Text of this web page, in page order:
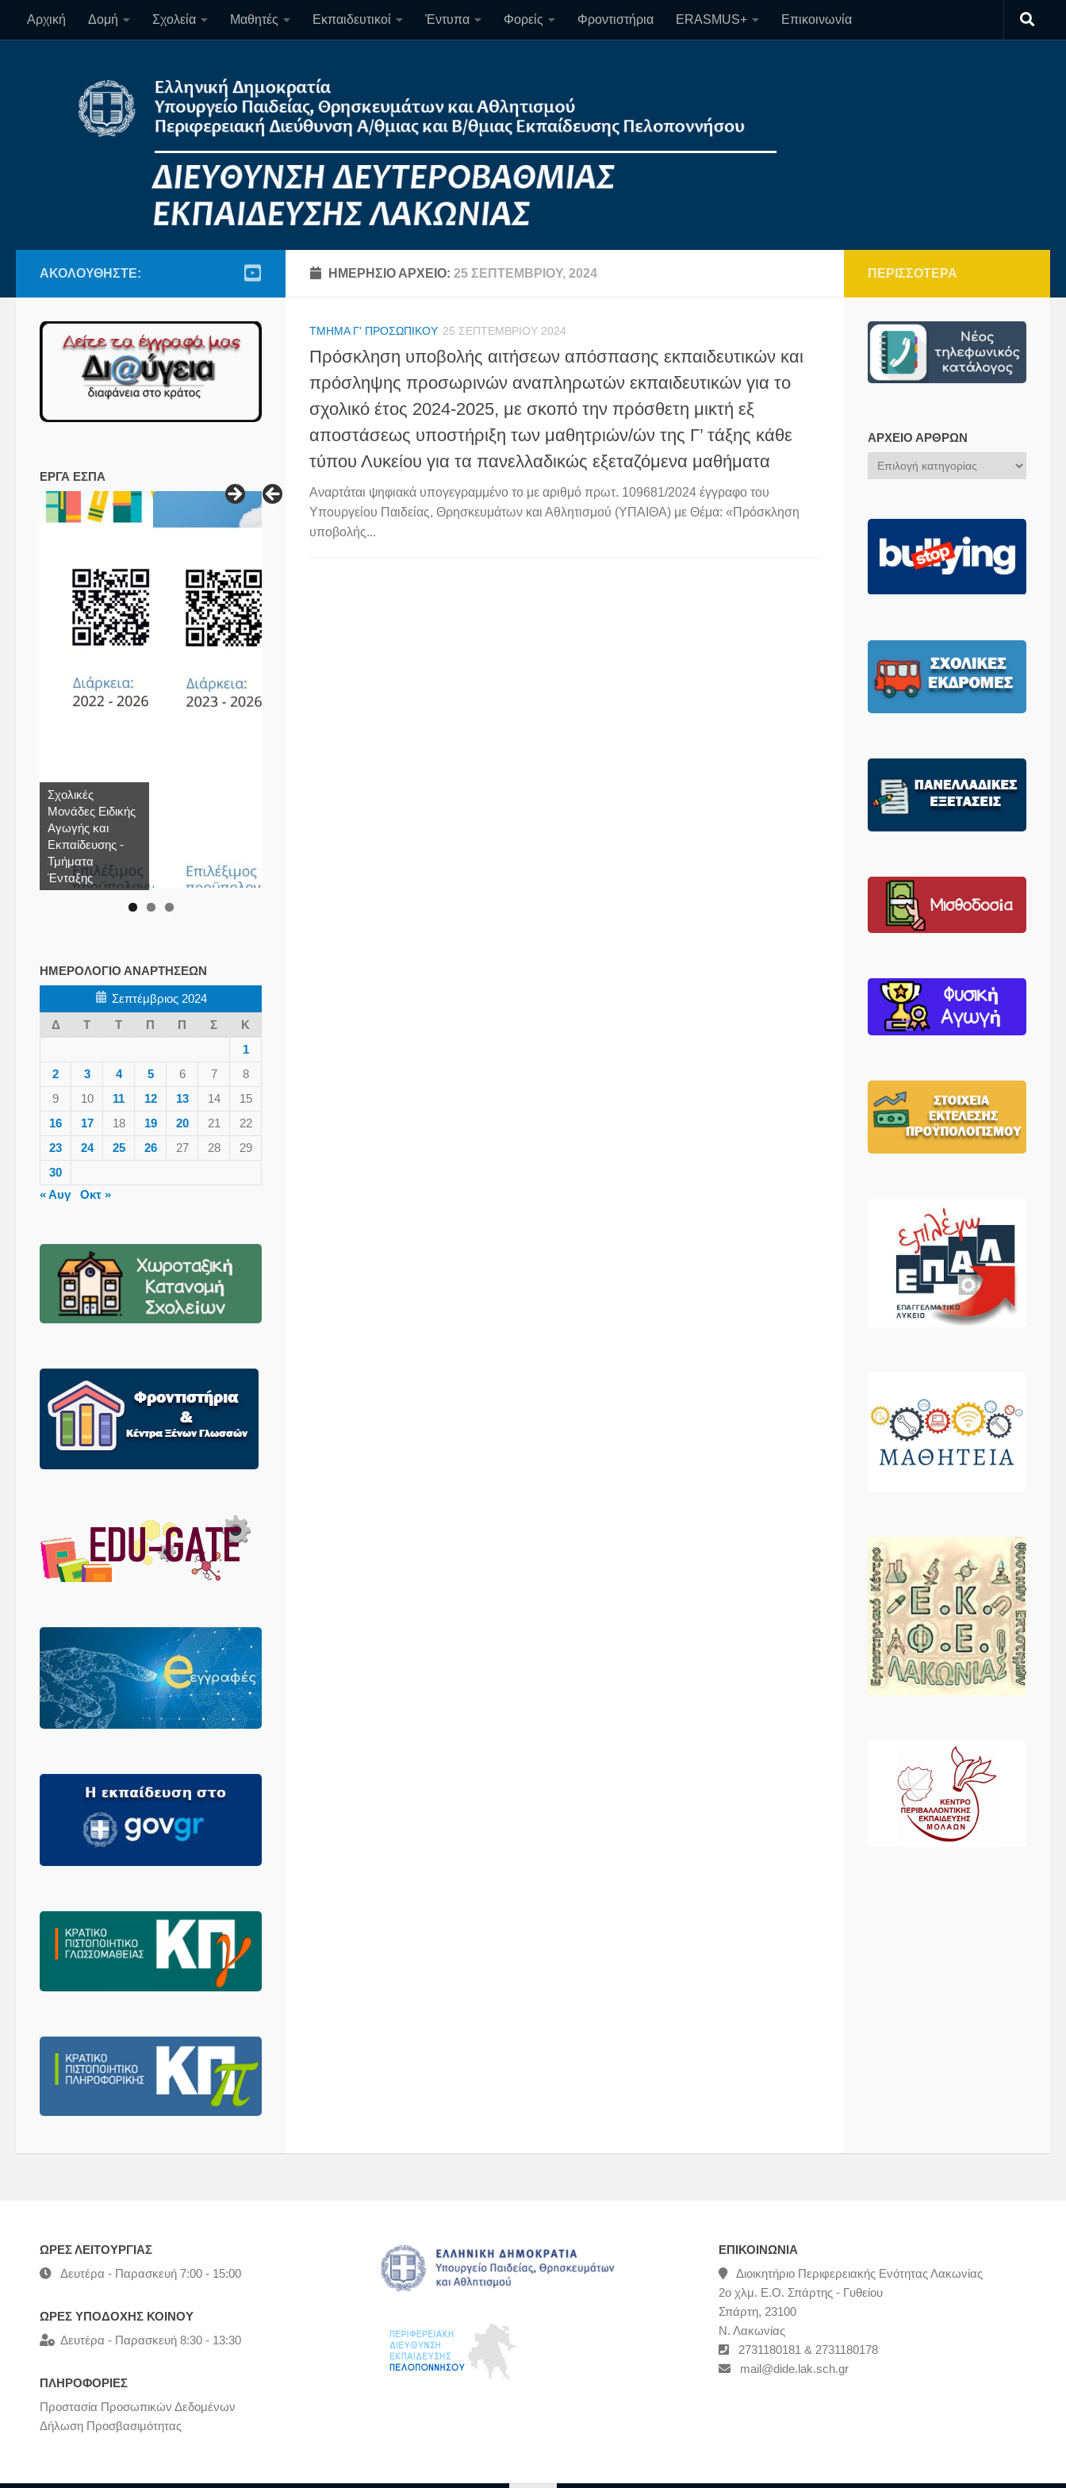
Skip to content
Αρχική Δομή Σχολεία Μαθητές Εκπαιδευτικοί Έντυπα Φορείς Φροντιστήρια ERASMUS+ Επικοινωνία
ΗΜΕΡΉΣΙΟ ΑΡΧΕΊΟ: 25 ΣΕΠΤΕΜΒΡΊΟΥ, 2024
ΤΜΉΜΑ Γ' ΠΡΟΣΩΠΙΚΟΎ 25 ΣΕΠΤΕΜΒΡΊΟΥ 2024
Πρόσκληση υποβολής αιτήσεων απόσπασης εκπαιδευτικών και
πρόσληψης προσωρινών αναπληρωτών εκπαιδευτικών για το
σχολικό έτος 2024-2025, με σκοπό την πρόσθετη μικτή εξ
αποστάσεως υποστήριξη των μαθητριών/ών της Γ’ τάξης κάθε
τύπου Λυκείου για τα πανελλαδικώς εξεταζόμενα μαθήματα
Αναρτάται ψηφιακά υπογεγραμμένο το με αριθμό πρωτ. 109681/2024 έγγραφο του
Υπουργείου Παιδείας, Θρησκευμάτων και Αθλητισμού (ΥΠΑΙΘΑ) με Θέμα: «Πρόσκληση
υποβολής...
ΑΚΟΛΟΥΘΉΣΤΕ:
ΕΡΓΑ ΕΣΠΑ
Σχολικές
Μονάδες Ειδικής
Αγωγής και
Εκπαίδευσης -
Τμήματα
Ένταξης
ΗΜΕΡΟΛΌΓΙΟ ΑΝΑΡΤΉΣΕΩΝ
Σεπτέμβριος 2024
Δ
Τ Τ Π Π Σ
Κ
1
2
3 4 5 6 7
8
9
10 11 12 13 14
15
16
17 18 19 20 21
22
23
24 25 26 27 28
29
30
« Αυγ
Οκτ »
ΠΕΡΙΣΣΌΤΕΡΑ
ΑΡΧΕΊΟ ΆΡΘΡΩΝ
Αρχείο
Άρθρων
ΩΡΕΣ ΛΕΙΤΟΥΡΓΙΑΣ
Δευτέρα - Παρασκευή 7:00 - 15:00
ΩΡΕΣ ΥΠΟΔΟΧΗΣ ΚΟΙΝΟΥ
Δευτέρα - Παρασκευή 8:30 - 13:30
ΠΛΗΡΟΦΟΡΙΕΣ
Προστασία Προσωπικών Δεδομένων
Δήλωση Προσβασιμότητας
ΕΠΙΚΟΙΝΩΝΊΑ
Διοικητήριο Περιφερειακής Ενότητας Λακωνίας
2ο χλμ. Ε.Ο. Σπάρτης - Γυθείου
Σπάρτη, 23100
Ν. Λακωνίας
2731180181 & 2731180178
mail@dide.lak.sch.gr